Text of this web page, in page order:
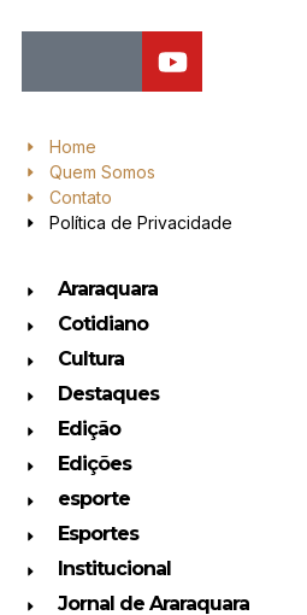
Home
Quem Somos
Contato
Política de Privacidade
Araraquara
Cotidiano
Cultura
Destaques
Edição
Edições
esporte
Esportes
Institucional
Jornal de Araraquara